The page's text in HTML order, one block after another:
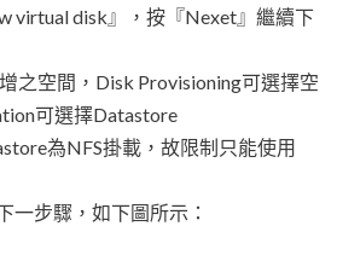
virtual disk』，按『Nexet』繼續下
之空間，Disk Provisioning可選擇空
可選擇Datastore
為NFS掛載，故限制只能使用
一步驟，如下圖所示：